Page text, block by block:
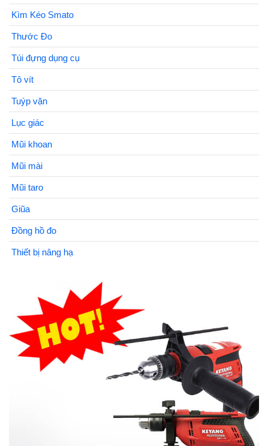
Kìm Kéo Smato
Thước Đo
Túi đựng dụng cụ
Tô vít
Tuýp vặn
Lục giác
Mũi khoan
Mũi mài
Mũi taro
Giũa
Đồng hồ đo
Thiết bị nâng hạ